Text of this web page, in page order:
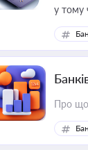
у тому
Про